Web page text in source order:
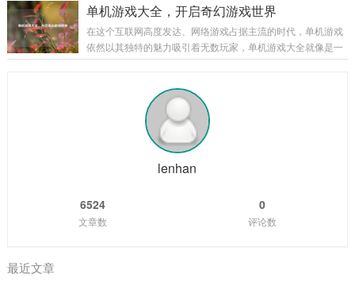
经千辛万苦，收集齐所需的材料，成功锻造出...
士纷纷前来探寻其中隐藏的秘密。 雷峰塔，本是镇压妖邪之物
的神圣之地，在《倩女幽魂》的世界中，它却逐渐成为了一个
充满诡异和谜团的存在，关于雷峰塔的传说层出不穷，有人说
塔中封印着上古时期的强大妖邪，其怨念化作了阴云，笼罩着
月圆之夜,就会有诡异的事件发生。 有一位年...
单机游戏大全，开启奇幻游戏世界
在这个互联网高度发达、网络游戏占据主流的时代，单机游戏
依然以其独特的魅力吸引着无数玩家，单机游戏大全就像是一
座宝库，为玩家们提供了各种各样精彩纷呈的游戏体验,让我们
机游戏是单机游戏大全中非常受欢迎的一个类别，以《上古卷
轴 5：天际》为例，这款游戏构建了一个宏大而开放的奇幻世
界，玩家可以自由地探索天际省的每一寸土地，与各种种族的
NPC互动，学习魔法、剑术等技能，完成丰富多样的任务，游
戏中丰富的剧情线和角色发展系统，让...
lenhan
6524
文章数
0
评论数
最近文章